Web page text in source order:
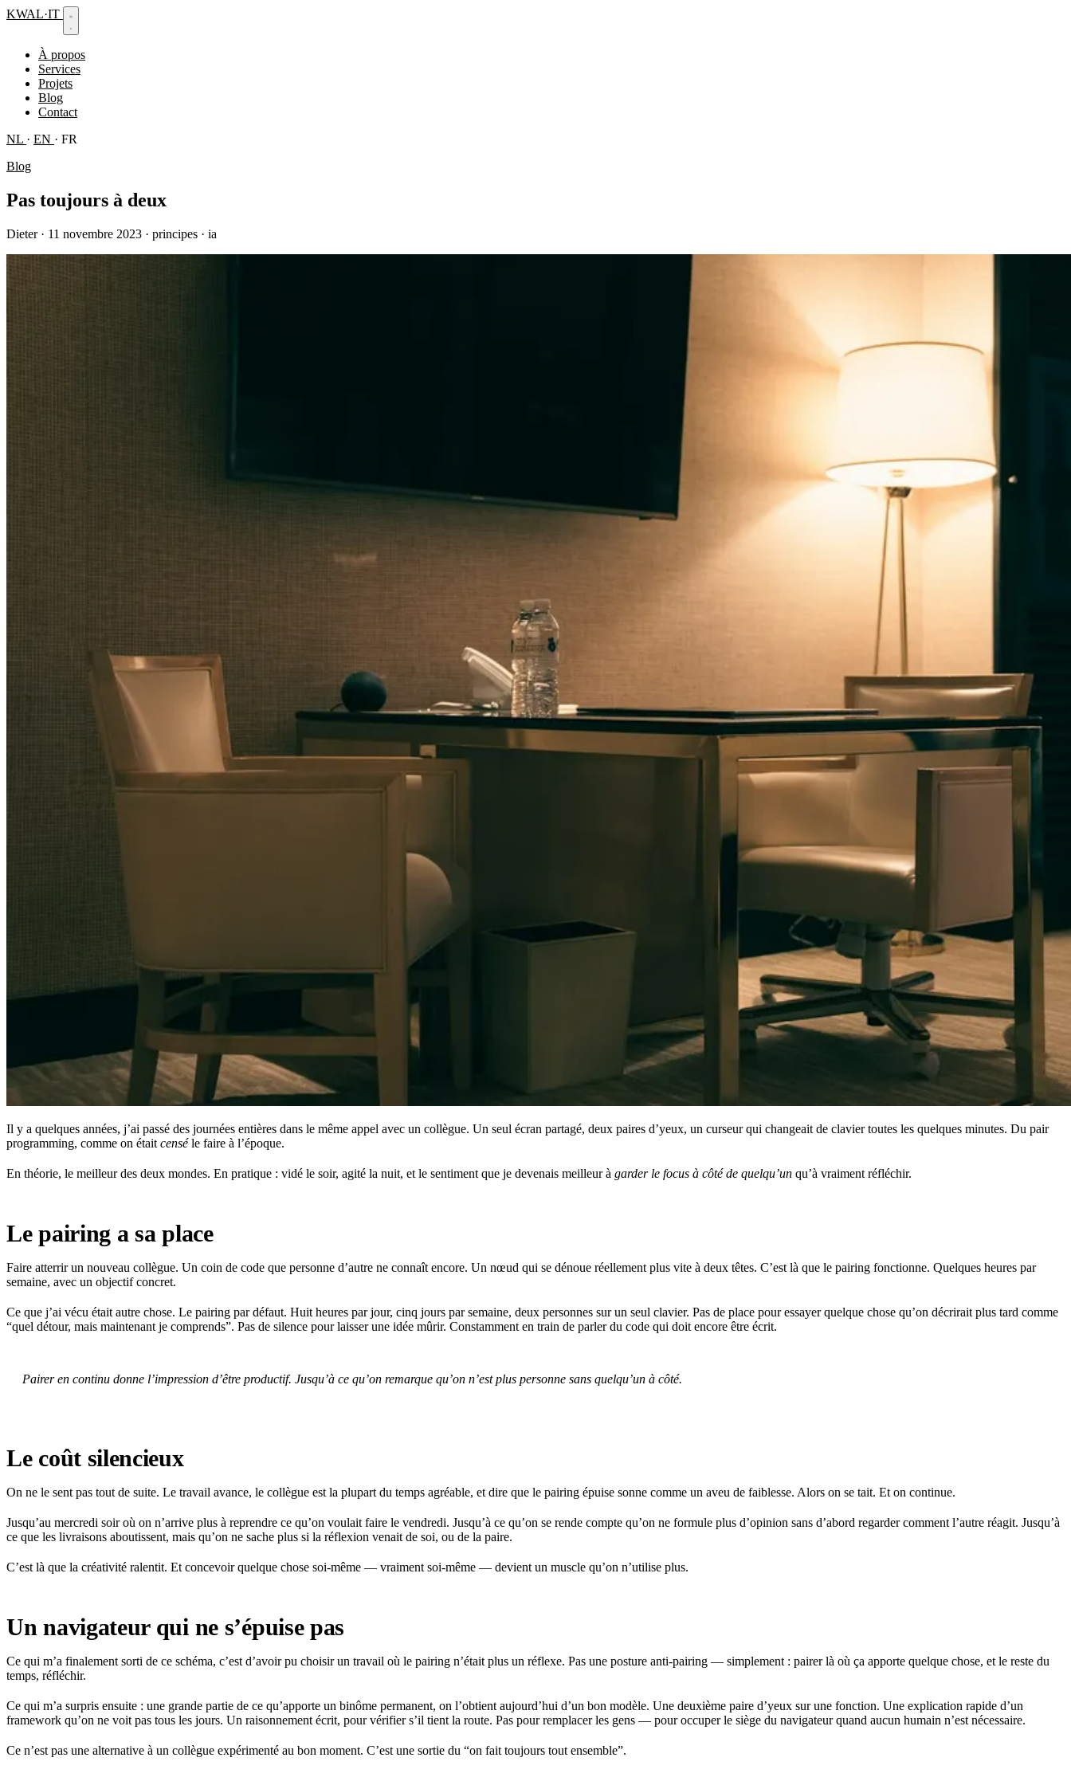
KWAL·IT
À propos
Services
Projets
Blog
Contact
NL · EN · FR
Blog
Pas toujours à deux
Dieter · 11 novembre 2023 · principes · ia
Il y a quelques années, j’ai passé des journées entières dans le même appel avec un collègue. Un seul écran partagé, deux paires d’yeux, un curseur qui changeait de clavier toutes les quelques minutes. Du pair
programming, comme on était censéle faire à l’époque.
En théorie, le meilleur des deux mondes. En pratique : vidé le soir, agité la nuit, et le sentiment que je devenais meilleur à garder le focus à côté de quelqu’un qu’à vraiment réfléchir.
Le pairing a sa place
Faire atterrir un nouveau collègue. Un coin de code que personne d’autre ne connaît encore. Un nœud qui se dénoue réellement plus vite à deux têtes. C’est là que le pairing fonctionne. Quelques heures par
semaine, avec un objectif concret.
Ce que j’ai vécu était autre chose. Le pairing par défaut. Huit heures par jour, cinq jours par semaine, deux personnes sur un seul clavier. Pas de place pour essayer quelque chose qu’on décrirait plus tard comme
“quel détour, mais maintenant je comprends”. Pas de silence pour laisser une idée mûrir. Constamment en train de parler du code qui doit encore être écrit.
Pairer en continu donne l’impression d’être productif. Jusqu’à ce qu’on remarque qu’on n’est plus personne sans quelqu’un à côté.
Le coût silencieux
On ne le sent pas tout de suite. Le travail avance, le collègue est la plupart du temps agréable, et dire que le pairing épuise sonne comme un aveu de faiblesse. Alors on se tait. Et on continue.
Jusqu’au mercredi soir où on n’arrive plus à reprendre ce qu’on voulait faire le vendredi. Jusqu’à ce qu’on se rende compte qu’on ne formule plus d’opinion sans d’abord regarder comment l’autre réagit. Jusqu’à
ce que les livraisons aboutissent, mais qu’on ne sache plus si la réflexion venait de soi, ou de la paire.
C’est là que la créativité ralentit. Et concevoir quelque chose soi-même — vraiment soi-même — devient un muscle qu’on n’utilise plus.
Un navigateur qui ne s’épuise pas
Ce qui m’a finalement sorti de ce schéma, c’est d’avoir pu choisir un travail où le pairing n’était plus un réflexe. Pas une posture anti-pairing — simplement : pairer là où ça apporte quelque chose, et le reste du
temps, réfléchir.
Ce qui m’a surpris ensuite : une grande partie de ce qu’apporte un binôme permanent, on l’obtient aujourd’hui d’un bon modèle. Une deuxième paire d’yeux sur une fonction. Une explication rapide d’un
framework qu’on ne voit pas tous les jours. Un raisonnement écrit, pour vérifier s’il tient la route. Pas pour remplacer les gens — pour occuper le siège du navigateur quand aucun humain n’est nécessaire.
Ce n’est pas une alternative à un collègue expérimenté au bon moment. C’est une sortie du “on fait toujours tout ensemble”.